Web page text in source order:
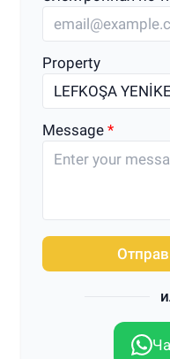
Property
Message